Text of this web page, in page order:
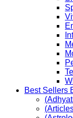
Best Sellers